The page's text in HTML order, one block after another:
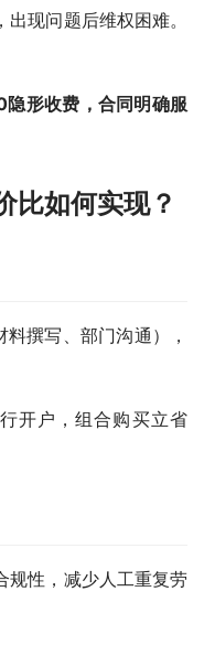
现问题后维权困难。
形收费，合同明确服
比如何实现？
撰写、部门沟通），
开户，组合购买立省
规性，减少人工重复劳